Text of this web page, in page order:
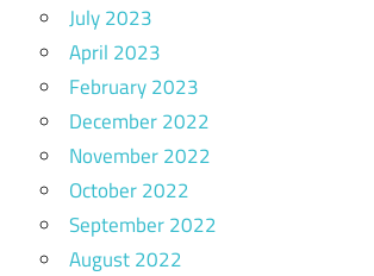
July 2023
April 2023
February 2023
December 2022
November 2022
October 2022
September 2022
August 2022